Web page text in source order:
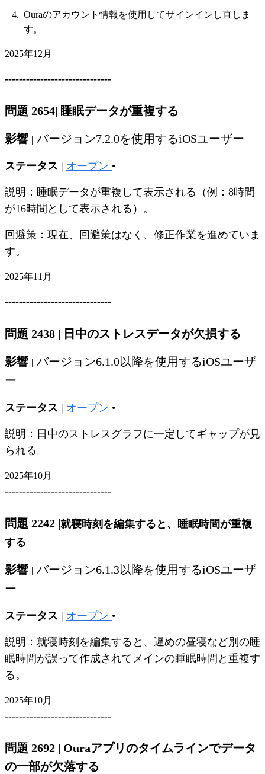
Ouraのアカウント情報を使用してサインインし直しま
す。
2025年12月
------------------------------
問題 2654| 睡眠データが重複する
影響 | バージョン7.2.0を使用するiOSユーザー
ステータス | オープン •
説明：睡眠データが重複して表示される（例：8時間
が16時間として表示される）。
回避策：現在、回避策はなく、修正作業を進めていま
す。
2025年11月
------------------------------
問題 2438 | 日中のストレスデータが欠損する
影響 | バージョン6.1.0以降を使用するiOSユーザ
ー
ステータス | オープン •
説明：日中のストレスグラフに一定してギャップが見
られる。
2025年10月
------------------------------
問題 2242 |就寝時刻を編集すると、睡眠時間が重複
する
影響 | バージョン6.1.3以降を使用するiOSユーザ
ー
ステータス | オープン •
説明：就寝時刻を編集すると、遅めの昼寝など別の睡
眠時間が誤って作成されてメインの睡眠時間と重複す
る。
2025年10月
------------------------------
問題 2692 | Ouraアプリのタイムラインでデータ
の一部が欠落する